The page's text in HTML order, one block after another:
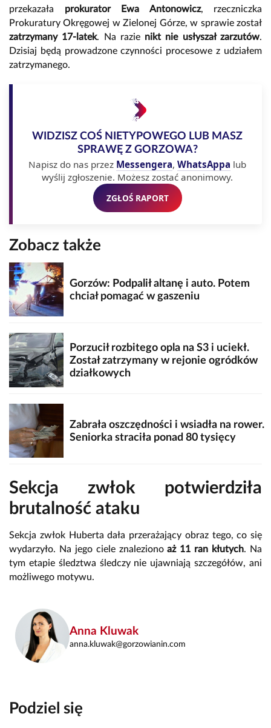
przekazała prokurator Ewa Antonowicz, rzeczniczka
Prokuratury Okręgowej w Zielonej Górze, w sprawie został
zatrzymany 17-latek. Na razie nikt nie usłyszał zarzutów.
Dzisiaj będą prowadzone czynności procesowe z udziałem
zatrzymanego.
WIDZISZ COŚ NIETYPOWEGO LUB MASZ
SPRAWĘ Z GORZOWA?
Napisz do nas przez Messengera, WhatsAppa lub
wyślij zgłoszenie. Możesz zostać anonimowy.
ZGŁOŚ RAPORT
Zobacz także
Gorzów: Podpalił altanę i auto. Potem
chciał pomagać w gaszeniu
Porzucił rozbitego opla na S3 i uciekł.
Został zatrzymany w rejonie ogródków
działkowych
Zabrała oszczędności i wsiadła na rower.
Seniorka straciła ponad 80 tysięcy
Sekcja zwłok potwierdziła
brutalność ataku
Sekcja zwłok Huberta dała przerażający obraz tego, co się
wydarzyło. Na jego ciele znalezionoaż 11 ran kłutych. Na
tym etapie śledztwa śledczy nie ujawniają szczegółów, ani
możliwego motywu.
Anna Kluwak
anna.kluwak@gorzowianin.com
Podziel się